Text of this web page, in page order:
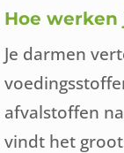
Hoe werken
Je darmen
afvalstoffen
vindt het